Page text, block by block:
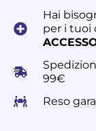
Hai
per i tuoi
99€
Reso